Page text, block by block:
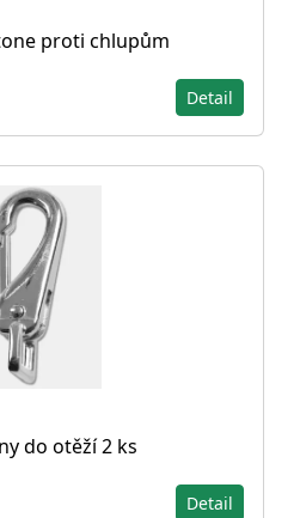
proti chlupům
Detail
do otěží 2 ks
Detail